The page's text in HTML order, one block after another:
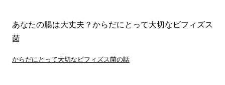
あなたの腸は大丈夫？からだにとって大切なビフィズス
菌
からだにとって大切なビフィズス菌の話